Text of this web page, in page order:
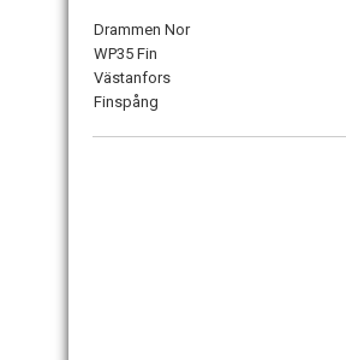
Drammen Nor
WP35 Fin
Västanfors
Finspång